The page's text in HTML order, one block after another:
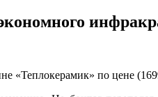
«Теплокерамик» по цене